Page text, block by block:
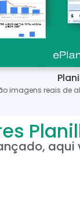
imagens reais de